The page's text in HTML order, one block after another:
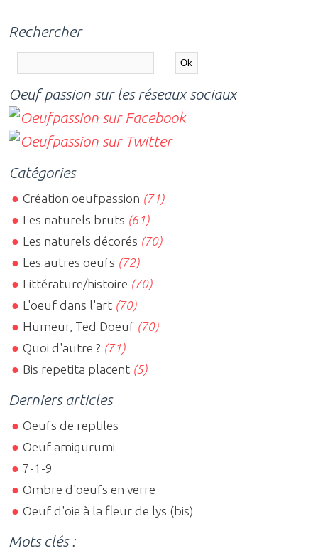
Rechercher
Oeuf passion sur les réseaux sociaux
Catégories
Création oeufpassion (71)
Les naturels bruts (61)
Les naturels décorés (70)
Les autres oeufs (72)
Littérature/histoire (70)
L'oeuf dans l'art (70)
Humeur, Ted Doeuf (70)
Quoi d'autre ? (71)
Bis repetita placent (5)
Derniers articles
Oeufs de reptiles
Oeuf amigurumi
7-1-9
Ombre d'oeufs en verre
Oeuf d'oie à la fleur de lys (bis)
Mots clés :